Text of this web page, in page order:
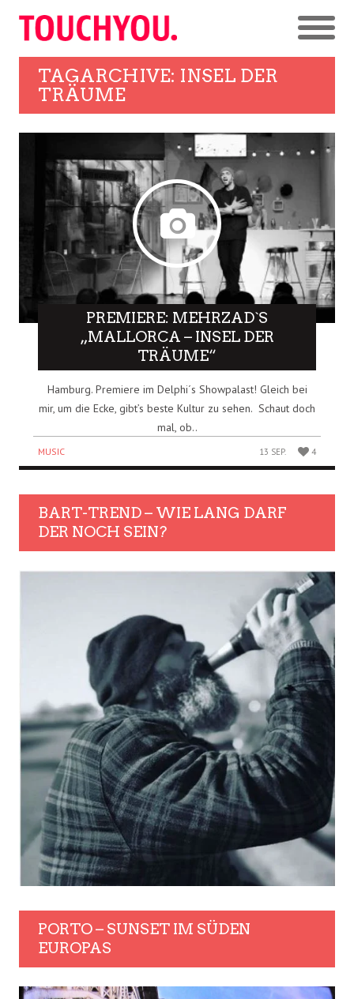
TAGARCHIVE: INSEL DER
TRÄUME
PREMIERE: MEHRZAD`S
„MALLORCA – INSEL DER
TRÄUME“
Hamburg. Premiere im Delphi´s Showpalast! Gleich bei
mir, um die Ecke, gibt’s beste Kultur zu sehen. Schaut doch
mal, ob..
MUSIC 13 SEP. 4
BART-TREND – WIE LANG DARF
DER NOCH SEIN?
PORTO – SUNSET IM SÜDEN
EUROPAS